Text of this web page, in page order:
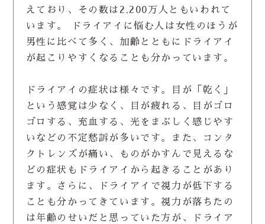
えており、その数は2,200万人ともいわれて
います。 ドライアイに悩む人は女性のほうが
男性に比べて多く、加齢とともにドライアイ
が起こりやすくなることも分かっています。
ドライアイの症状は様々です。目が「乾く」
という感覚は少なく、目が疲れる、目がゴロ
ゴロする、充血する、光をまぶしく感じやす
いなどの不定愁訴が多いです。また、コンタ
クトレンズが痛い、ものがかすんで見えるな
どの症状もドライアイから起きることがあり
ます。さらに、ドライアイで視力が低下する
ことも分かってきています。視力が落ちたの
は年齢のせいだと思っていた方が、ドライア